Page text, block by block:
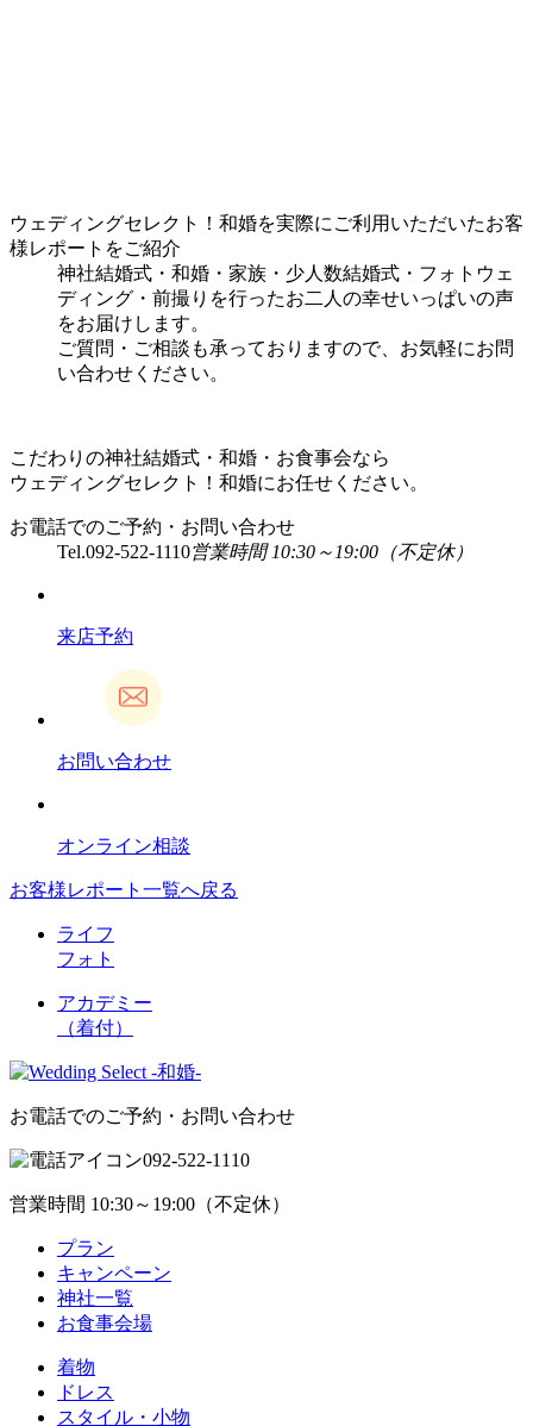
ウェディングセレクト！和婚を実際にご利用いただいたお客
様レポートをご紹介
神社結婚式・和婚・家族・少人数結婚式・フォトウェ
ディング・前撮りを行ったお二人の幸せいっぱいの声
をお届けします。
ご質問・ご相談も承っておりますので、お気軽にお問
い合わせください。
こだわりの神社結婚式・和婚・お食事会なら
ウェディングセレクト！和婚にお任せください。
お電話でのご予約・お問い合わせ
Tel.092-522-1110営業時間 10:30～19:00（不定休）
来店予約
お問い合わせ
オンライン相談
お客様レポート一覧へ戻る
ライフ
フォト
アカデミー
（着付）
お電話でのご予約・お問い合わせ
092-522-1110
営業時間 10:30～19:00（不定休）
プラン
キャンペーン
神社一覧
お食事会場
着物
ドレス
スタイル・小物